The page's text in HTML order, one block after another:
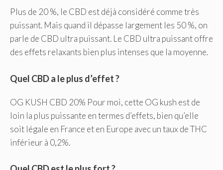
Plus de 20 %, le CBD est déjà considéré comme très
puissant. Mais quand il dépasse largement les 50 %, on
parle de CBD ultra puissant. Le CBD ultra puissant offre
des effets relaxants bien plus intenses que la moyenne.
Quel CBD a le plus d’effet ?
OG KUSH CBD 20% Pour moi, cette OG kush est de
loin la plus puissante en termes d’effets, bien qu’elle
soit légale en France et en Europe avec un taux de THC
inférieur à 0,2%.